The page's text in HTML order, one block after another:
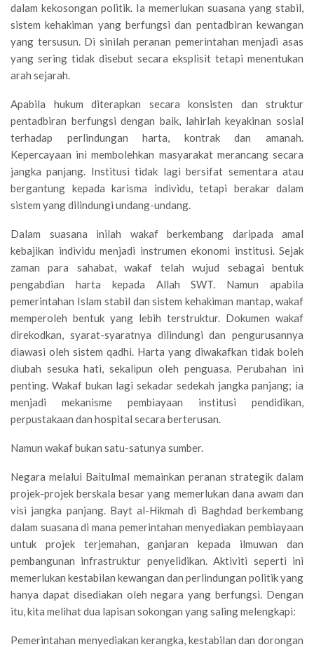
dalam kekosongan politik. Ia memerlukan suasana yang stabil,
sistem kehakiman yang berfungsi dan pentadbiran kewangan
yang tersusun. Di sinilah peranan pemerintahan menjadi asas
yang sering tidak disebut secara eksplisit tetapi menentukan
arah sejarah.
Apabila hukum diterapkan secara konsisten dan struktur
pentadbiran berfungsi dengan baik, lahirlah keyakinan sosial
terhadap perlindungan harta, kontrak dan amanah.
Kepercayaan ini membolehkan masyarakat merancang secara
jangka panjang. Institusi tidak lagi bersifat sementara atau
bergantung kepada karisma individu, tetapi berakar dalam
sistem yang dilindungi undang-undang.
Dalam suasana inilah wakaf berkembang daripada amal
kebajikan individu menjadi instrumen ekonomi institusi. Sejak
zaman para sahabat, wakaf telah wujud sebagai bentuk
pengabdian harta kepada Allah SWT. Namun apabila
pemerintahan Islam stabil dan sistem kehakiman mantap, wakaf
memperoleh bentuk yang lebih terstruktur. Dokumen wakaf
direkodkan, syarat-syaratnya dilindungi dan pengurusannya
diawasi oleh sistem qadhi. Harta yang diwakafkan tidak boleh
diubah sesuka hati, sekalipun oleh penguasa. Perubahan ini
penting. Wakaf bukan lagi sekadar sedekah jangka panjang; ia
menjadi mekanisme pembiayaan institusi pendidikan,
perpustakaan dan hospital secara berterusan.
Namun wakaf bukan satu-satunya sumber.
Negara melalui Baitulmal memainkan peranan strategik dalam
projek-projek berskala besar yang memerlukan dana awam dan
visi jangka panjang. Bayt al-Hikmah di Baghdad berkembang
dalam suasana di mana pemerintahan menyediakan pembiayaan
untuk projek terjemahan, ganjaran kepada ilmuwan dan
pembangunan infrastruktur penyelidikan. Aktiviti seperti ini
memerlukan kestabilan kewangan dan perlindungan politik yang
hanya dapat disediakan oleh negara yang berfungsi. Dengan
itu, kita melihat dua lapisan sokongan yang saling melengkapi:
Pemerintahan menyediakan kerangka, kestabilan dan dorongan